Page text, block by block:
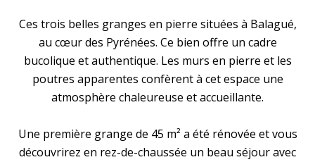
Ces trois belles granges en pierre situées à Balagué,
au cœur des Pyrénées. Ce bien offre un cadre
bucolique et authentique. Les murs en pierre et les
poutres apparentes confèrent à cet espace une
atmosphère chaleureuse et accueillante.
Une première grange de 45 m² a été rénovée et vous
découvrirez en rez-de-chaussée un beau séjour avec